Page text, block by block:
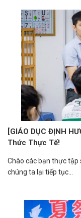
[GIÁO DỤC ĐỊNH
Thức Thực Tế!
Chào các bạn thực tập
chúng ta lại tiếp tục...